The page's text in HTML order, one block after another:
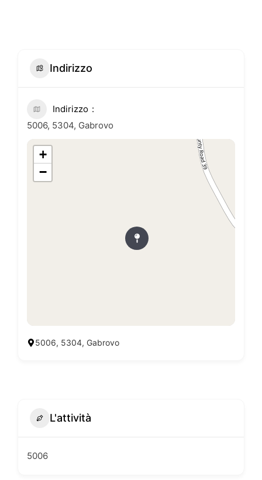
Indirizzo
Indirizzo
5006, 5304, Gabrovo
+
−
5006, 5304, Gabrovo
L'attività
5006